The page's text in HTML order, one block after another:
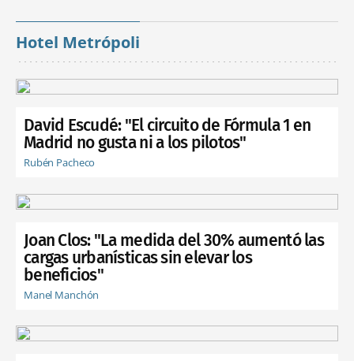
Hotel Metrópoli
David Escudé: "El circuito de Fórmula 1 en
Madrid no gusta ni a los pilotos"
Rubén Pacheco
Joan Clos: "La medida del 30% aumentó las
cargas urbanísticas sin elevar los
beneficios"
Manel Manchón